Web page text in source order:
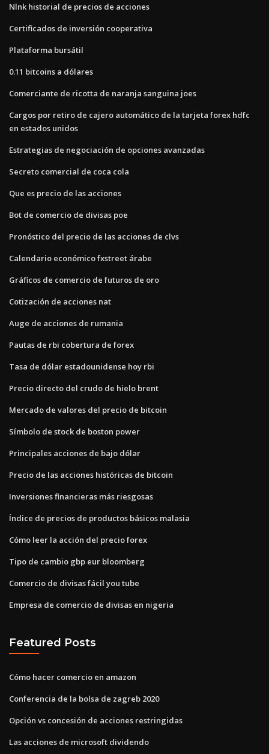
Nlnk historial de precios de acciones
Certificados de inversión cooperativa
Plataforma bursátil
0.11 bitcoins a dólares
Comerciante de ricotta de naranja sanguina joes
Cargos por retiro de cajero automático de la tarjeta forex hdfc
en estados unidos
Estrategias de negociación de opciones avanzadas
Secreto comercial de coca cola
Que es precio de las acciones
Bot de comercio de divisas poe
Pronóstico del precio de las acciones de clvs
Calendario económico fxstreet árabe
Gráficos de comercio de futuros de oro
Cotización de acciones nat
Auge de acciones de rumania
Pautas de rbi cobertura de forex
Tasa de dólar estadounidense hoy rbi
Precio directo del crudo de hielo brent
Mercado de valores del precio de bitcoin
Símbolo de stock de boston power
Principales acciones de bajo dólar
Precio de las acciones históricas de bitcoin
Inversiones financieras más riesgosas
Índice de precios de productos básicos malasia
Cómo leer la acción del precio forex
Tipo de cambio gbp eur bloomberg
Comercio de divisas fácil you tube
Empresa de comercio de divisas en nigeria
Featured Posts
Cómo hacer comercio en amazon
Conferencia de la bolsa de zagreb 2020
Opción vs concesión de acciones restringidas
Las acciones de microsoft dividendo